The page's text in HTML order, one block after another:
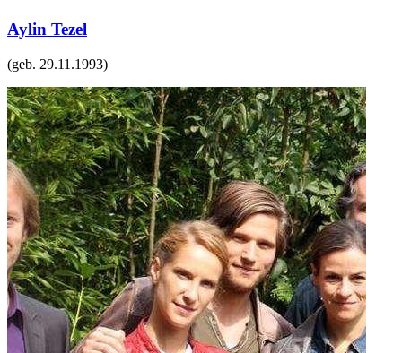
Aylin Tezel
(geb. 29.11.1993)